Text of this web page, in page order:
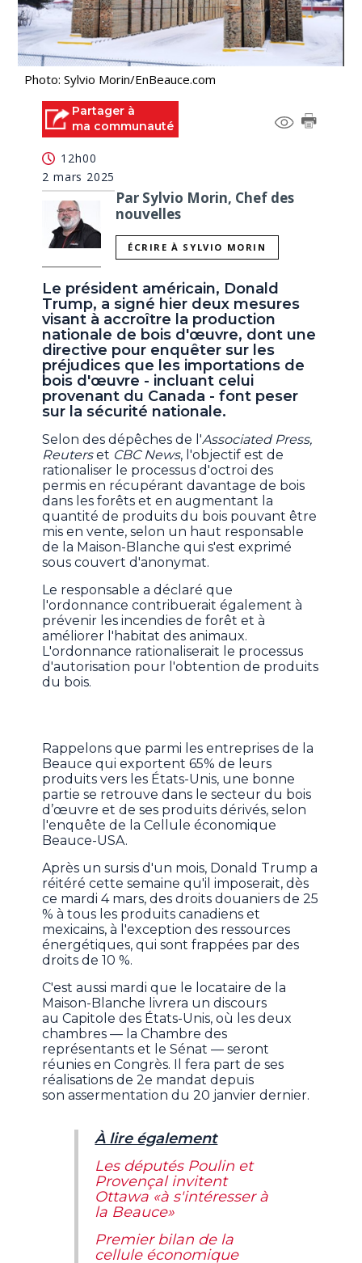
Photo: Sylvio Morin/EnBeauce.com
Partager à
ma communauté
12h00
2 mars 2025
Par Sylvio Morin, Chef des
nouvelles
ÉCRIRE À SYLVIO MORIN
Le président américain, Donald
Trump, a signé hier deux mesures
visant à accroître la production
nationale de bois d'œuvre, dont une
directive pour enquêter sur les
préjudices que les importations de
bois d'œuvre - incluant celui
provenant du Canada - font peser
sur la sécurité nationale.
Selon des dépêches de l'Associated Press,
Reuterset CBC News, l'objectif est de
rationaliser le processus d'octroi des
permis en récupérant davantage de bois
dans les forêts et en augmentant la
quantité de produits du bois pouvant être
mis en vente, selon un haut responsable
de la Maison-Blanche qui s'est exprimé
sous couvert d'anonymat.
Le responsable a déclaré que
l'ordonnance contribuerait également à
prévenir les incendies de forêt et à
améliorer l'habitat des animaux.
L'ordonnance rationaliserait le processus
d'autorisation pour l'obtention de produits
du bois.
Rappelons que parmi les entreprises de la
Beauce qui exportent 65% de leurs
produits vers les États-Unis, une bonne
partie se retrouve dans le secteur du bois
d’œuvre et de ses produits dérivés, selon
l'enquête de la Cellule économique
Beauce-USA.
Après un sursis d'un mois, Donald Trump a
réitéré cette semaine qu'il imposerait, dès
ce mardi 4 mars, des droits douaniers de 25
% à tous les produits canadiens et
mexicains, à l'exception des ressources
énergétiques, qui sont frappées par des
droits de 10 %.
C'est aussi mardi que le locataire de la
Maison-Blanche livrera un discours
au Capitole des États-Unis, où les deux
chambres — la Chambre des
représentants et le Sénat — seront
réunies en Congrès. Il fera part de ses
réalisations de 2e mandat depuis
son assermentation du 20 janvier dernier.
À lire également
Les députés Poulin et
Provençal invitent
Ottawa «à s'intéresser à
la Beauce»
Premier bilan de la
cellule économique